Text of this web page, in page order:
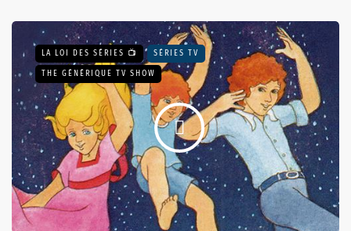
LA LOI DES SÉRIES 📺 SÉRIES TV
THE GÉNÉRIQUE TV SHOW